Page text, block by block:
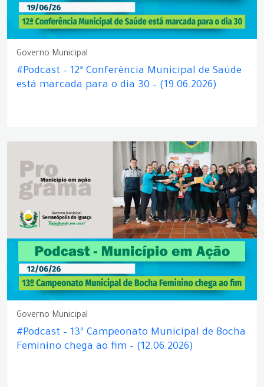
Governo Municipal
#Podcast – 12ª Conferência Municipal de Saúde
está marcada para o dia 30 – (19.06.2026)
Governo Municipal
#Podcast – 13º Campeonato Municipal de Bocha
Feminino chega ao fim – (12.06.2026)